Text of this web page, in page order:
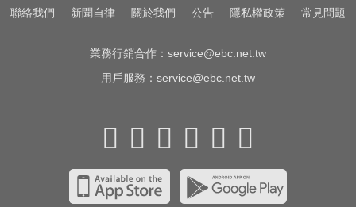
中職／日本女星松川星首次來台開
聯絡我們 新聞自律 關於我們 公告 隱私權政策 常見問題
業務行銷合作： service@ebc.net.tw
用戶服務： service@ebc.net.tw